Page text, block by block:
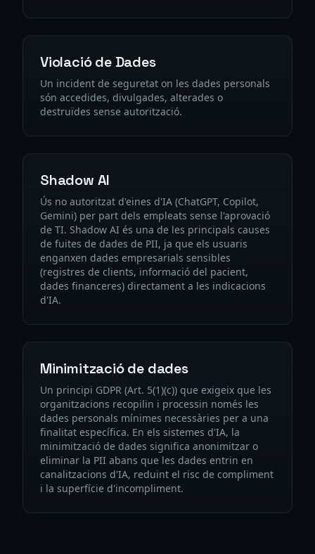
Violació de Dades
Un incident de seguretat on les dades personals
són accedides, divulgades, alterades o
destruïdes sense autorització.
Shadow AI
Ús no autoritzat d'eines d'IA (ChatGPT, Copilot,
Gemini) per part dels empleats sense l'aprovació
de TI. Shadow AI és una de les principals causes
de fuites de dades de PII, ja que els usuaris
enganxen dades empresarials sensibles
(registres de clients, informació del pacient,
dades financeres) directament a les indicacions
d'IA.
Minimització de dades
Un principi GDPR (Art. 5(1)(c)) que exigeix ​​que les
organitzacions recopilin i processin només les
dades personals mínimes necessàries per a una
finalitat específica. En els sistemes d'IA, la
minimització de dades significa anonimitzar o
eliminar la PII abans que les dades entrin en
canalitzacions d'IA, reduint el risc de compliment
i la superfície d'incompliment.